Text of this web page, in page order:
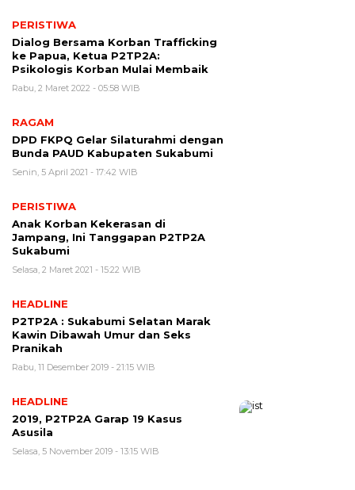
PERISTIWA
Dialog Bersama Korban Trafficking
ke Papua, Ketua P2TP2A:
Psikologis Korban Mulai Membaik
Rabu, 2 Maret 2022 - 05:58 WIB
RAGAM
DPD FKPQ Gelar Silaturahmi dengan
Bunda PAUD Kabupaten Sukabumi
Senin, 5 April 2021 - 17:42 WIB
PERISTIWA
Anak Korban Kekerasan di
Jampang, Ini Tanggapan P2TP2A
Sukabumi
Selasa, 2 Maret 2021 - 15:22 WIB
HEADLINE
P2TP2A : Sukabumi Selatan Marak
Kawin Dibawah Umur dan Seks
Pranikah
Rabu, 11 Desember 2019 - 21:15 WIB
HEADLINE
2019, P2TP2A Garap 19 Kasus
Asusila
Selasa, 5 November 2019 - 13:15 WIB